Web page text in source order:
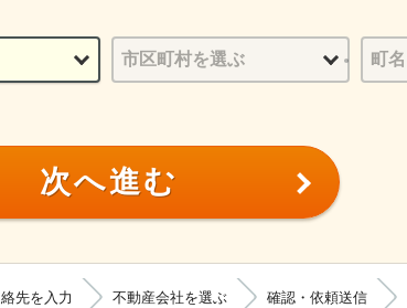
次へ進む
先を入力 不動産会社を選ぶ 確認・依頼送信